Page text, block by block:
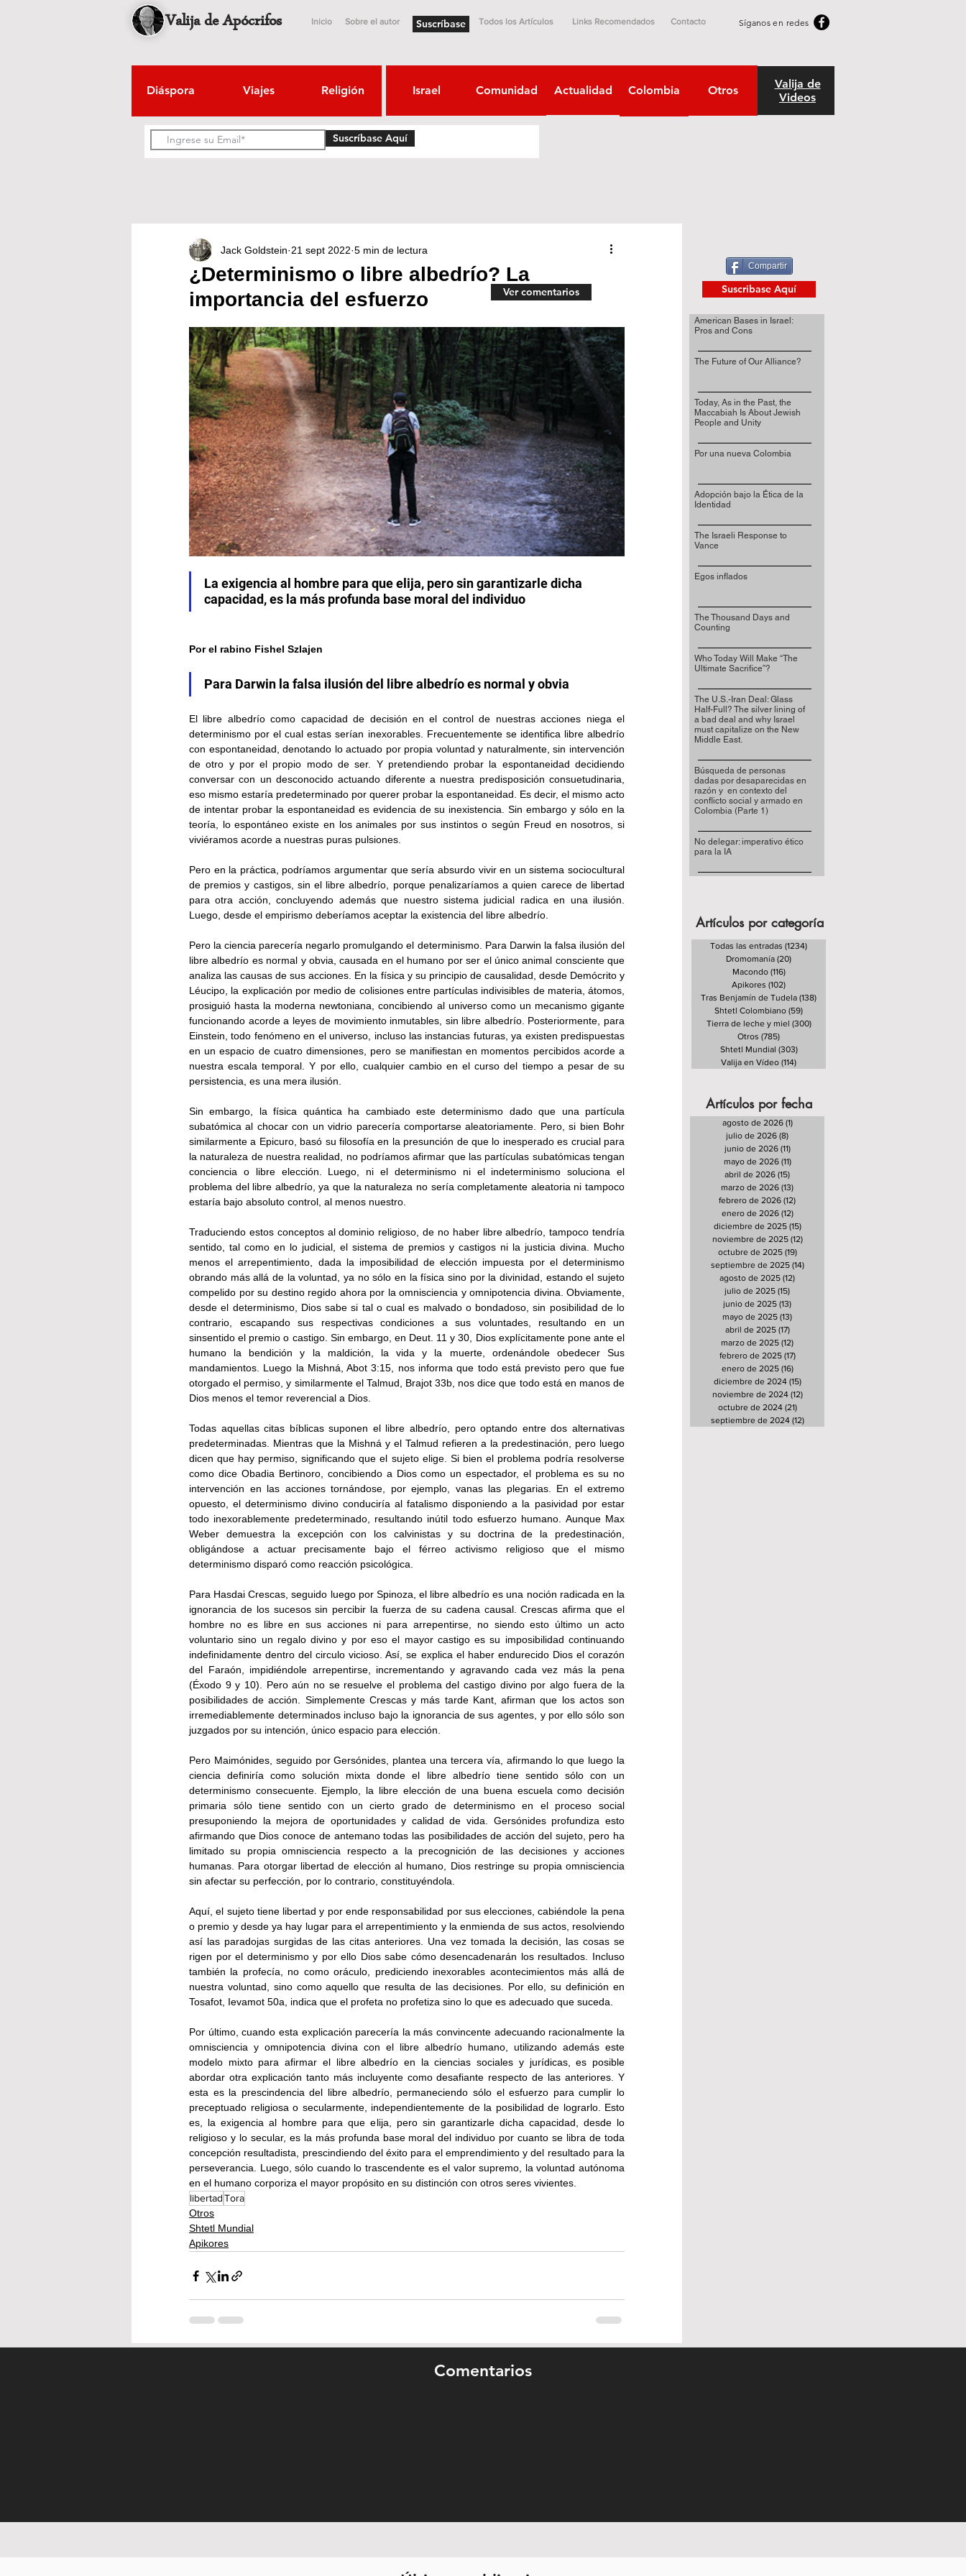
Valija de Apócrifos Inicio Sobre el autor Suscríbase Todos los Artículos Links Recomendados Contacto Síganos en redes
Diáspora Viajes Religión Israel Comunidad Actualidad Colombia Otros
Valija de
Videos
Suscríbase Aquí
¿Determinismo o libre albedrío? La
importancia del esfuerzo
Jack Goldstein 21 sept 2022 5 min de lectura
La exigencia al hombre para que elija, pero sin garantizarle dicha
capacidad, es la más profunda base moral del individuo
Por el rabino Fishel Szlajen
Para Darwin la falsa ilusión del libre albedrío es normal y obvia
El libre albedrío como capacidad de decisión en el control de nuestras acciones niega el
determinismo por el cual estas serían inexorables. Frecuentemente se identifica libre albedrío
con espontaneidad, denotando lo actuado por propia voluntad y naturalmente, sin intervención
de otro y por el propio modo de ser. Y pretendiendo probar la espontaneidad decidiendo
conversar con un desconocido actuando diferente a nuestra predisposición consuetudinaria,
eso mismo estaría predeterminado por querer probar la espontaneidad. Es decir, el mismo acto
de intentar probar la espontaneidad es evidencia de su inexistencia. Sin embargo y sólo en la
teoría, lo espontáneo existe en los animales por sus instintos o según Freud en nosotros, si
viviéramos acorde a nuestras puras pulsiones.
Pero en la práctica, podríamos argumentar que sería absurdo vivir en un sistema sociocultural
de premios y castigos, sin el libre albedrío, porque penalizaríamos a quien carece de libertad
para otra acción, concluyendo además que nuestro sistema judicial radica en una ilusión.
Luego, desde el empirismo deberíamos aceptar la existencia del libre albedrío.
Pero la ciencia parecería negarlo promulgando el determinismo. Para Darwin la falsa ilusión del
libre albedrío es normal y obvia, causada en el humano por ser el único animal consciente que
analiza las causas de sus acciones. En la física y su principio de causalidad, desde Demócrito y
Léucipo, la explicación por medio de colisiones entre partículas indivisibles de materia, átomos,
prosiguió hasta la moderna newtoniana, concibiendo al universo como un mecanismo gigante
funcionando acorde a leyes de movimiento inmutables, sin libre albedrío. Posteriormente, para
Einstein, todo fenómeno en el universo, incluso las instancias futuras, ya existen predispuestas
en un espacio de cuatro dimensiones, pero se manifiestan en momentos percibidos acorde a
nuestra escala temporal. Y por ello, cualquier cambio en el curso del tiempo a pesar de su
persistencia, es una mera ilusión.
Sin embargo, la física quántica ha cambiado este determinismo dado que una partícula
subatómica al chocar con un vidrio parecería comportarse aleatoriamente. Pero, si bien Bohr
similarmente a Epicuro, basó su filosofía en la presunción de que lo inesperado es crucial para
la naturaleza de nuestra realidad, no podríamos afirmar que las partículas subatómicas tengan
conciencia o libre elección. Luego, ni el determinismo ni el indeterminismo soluciona el
problema del libre albedrío, ya que la naturaleza no sería completamente aleatoria ni tampoco
estaría bajo absoluto control, al menos nuestro.
Traduciendo estos conceptos al dominio religioso, de no haber libre albedrío, tampoco tendría
sentido, tal como en lo judicial, el sistema de premios y castigos ni la justicia divina. Mucho
menos el arrepentimiento, dada la imposibilidad de elección impuesta por el determinismo
obrando más allá de la voluntad, ya no sólo en la física sino por la divinidad, estando el sujeto
compelido por su destino regido ahora por la omnisciencia y omnipotencia divina. Obviamente,
desde el determinismo, Dios sabe si tal o cual es malvado o bondadoso, sin posibilidad de lo
contrario, escapando sus respectivas condiciones a sus voluntades, resultando en un
sinsentido el premio o castigo. Sin embargo, en Deut. 11 y 30, Dios explícitamente pone ante el
humano la bendición y la maldición, la vida y la muerte, ordenándole obedecer Sus
mandamientos. Luego la Mishná, Abot 3:15, nos informa que todo está previsto pero que fue
otorgado el permiso, y similarmente el Talmud, Brajot 33b, nos dice que todo está en manos de
Dios menos el temor reverencial a Dios.
Todas aquellas citas bíblicas suponen el libre albedrío, pero optando entre dos alternativas
predeterminadas. Mientras que la Mishná y el Talmud refieren a la predestinación, pero luego
dicen que hay permiso, significando que el sujeto elige. Si bien el problema podría resolverse
como dice Obadia Bertinoro, concibiendo a Dios como un espectador, el problema es su no
intervención en las acciones tornándose, por ejemplo, vanas las plegarias. En el extremo
opuesto, el determinismo divino conduciría al fatalismo disponiendo a la pasividad por estar
todo inexorablemente predeterminado, resultando inútil todo esfuerzo humano. Aunque Max
Weber demuestra la excepción con los calvinistas y su doctrina de la predestinación,
obligándose a actuar precisamente bajo el férreo activismo religioso que el mismo
determinismo disparó como reacción psicológica.
Para Hasdai Crescas, seguido luego por Spinoza, el libre albedrío es una noción radicada en la
ignorancia de los sucesos sin percibir la fuerza de su cadena causal. Crescas afirma que el
hombre no es libre en sus acciones ni para arrepentirse, no siendo esto último un acto
voluntario sino un regalo divino y por eso el mayor castigo es su imposibilidad continuando
indefinidamente dentro del circulo vicioso. Así, se explica el haber endurecido Dios el corazón
del Faraón, impidiéndole arrepentirse, incrementando y agravando cada vez más la pena
(Éxodo 9 y 10). Pero aún no se resuelve el problema del castigo divino por algo fuera de la
posibilidades de acción. Simplemente Crescas y más tarde Kant, afirman que los actos son
irremediablemente determinados incluso bajo la ignorancia de sus agentes, y por ello sólo son
juzgados por su intención, único espacio para elección.
Pero Maimónides, seguido por Gersónides, plantea una tercera vía, afirmando lo que luego la
ciencia definiría como solución mixta donde el libre albedrío tiene sentido sólo con un
determinismo consecuente. Ejemplo, la libre elección de una buena escuela como decisión
primaria sólo tiene sentido con un cierto grado de determinismo en el proceso social
presuponiendo la mejora de oportunidades y calidad de vida. Gersónides profundiza esto
afirmando que Dios conoce de antemano todas las posibilidades de acción del sujeto, pero ha
limitado su propia omnisciencia respecto a la precognición de las decisiones y acciones
humanas. Para otorgar libertad de elección al humano, Dios restringe su propia omnisciencia
sin afectar su perfección, por lo contrario, constituyéndola.
Aquí, el sujeto tiene libertad y por ende responsabilidad por sus elecciones, cabiéndole la pena
o premio y desde ya hay lugar para el arrepentimiento y la enmienda de sus actos, resolviendo
así las paradojas surgidas de las citas anteriores. Una vez tomada la decisión, las cosas se
rigen por el determinismo y por ello Dios sabe cómo desencadenarán los resultados. Incluso
también la profecía, no como oráculo, prediciendo inexorables acontecimientos más allá de
nuestra voluntad, sino como aquello que resulta de las decisiones. Por ello, su definición en
Tosafot, Ievamot 50a, indica que el profeta no profetiza sino lo que es adecuado que suceda.
Por último, cuando esta explicación parecería la más convincente adecuando racionalmente la
omnisciencia y omnipotencia divina con el libre albedrío humano, utilizando además este
modelo mixto para afirmar el libre albedrío en la ciencias sociales y jurídicas, es posible
abordar otra explicación tanto más incluyente como desafiante respecto de las anteriores. Y
esta es la prescindencia del libre albedrío, permaneciendo sólo el esfuerzo para cumplir lo
preceptuado religiosa o secularmente, independientemente de la posibilidad de lograrlo. Esto
es, la exigencia al hombre para que elija, pero sin garantizarle dicha capacidad, desde lo
religioso y lo secular, es la más profunda base moral del individuo por cuanto se libra de toda
concepción resultadista, prescindiendo del éxito para el emprendimiento y del resultado para la
perseverancia. Luego, sólo cuando lo trascendente es el valor supremo, la voluntad autónoma
en el humano corporiza el mayor propósito en su distinción con otros seres vivientes.
libertadTora
Otros
Shtetl Mundial
Apikores
Ver comentarios
Compartir
Suscribase Aquí
American Bases in Israel:
Pros and Cons
The Future of Our Alliance?
Today, As in the Past, the
Maccabiah Is About Jewish
People and Unity
Por una nueva Colombia
Adopción bajo la Ética de la
Identidad
The Israeli Response to
Vance
Egos inflados
The Thousand Days and
Counting
Who Today Will Make “The
Ultimate Sacrifice”?
The U.S.-Iran Deal: Glass
Half-Full? The silver lining of
a bad deal and why Israel
must capitalize on the New
Middle East.
Búsqueda de personas
dadas por desaparecidas en
razón y en contexto del
conflicto social y armado en
Colombia (Parte 1)
No delegar: imperativo ético
para la IA
Artículos por categoría
Todas las entradas (1234)
Dromomanía (20)
Macondo (116)116 entradas
Apikores (102)
Tras Benjamín de Tudela (138)
Shtetl Colombiano (59)
Tierra de leche y miel (300)300 entradas
Otros (785)
Shtetl Mundial (303)303 entradas
Valija en Vídeo (114)
Artículos por fecha
agosto de 2026 (1)1 entrada
julio de 2026 (8)
junio de 2026 (11)11 entradas
mayo de 2026 (11)11 entradas
abril de 2026 (15)
marzo de 2026 (13)
febrero de 2026 (12)
enero de 2026 (12)12 entradas
diciembre de 2025 (15)15 entradas
noviembre de 2025 (12)12 entradas
octubre de 2025 (19)19 entradas
septiembre de 2025 (14)14 entradas
agosto de 2025 (12)
julio de 2025 (15)
junio de 2025 (13)
mayo de 2025 (13)
abril de 2025 (17)17 entradas
marzo de 2025 (12)
febrero de 2025 (17)17 entradas
enero de 2025 (16)16 entradas
diciembre de 2024 (15)15 entradas
noviembre de 2024 (12)12 entradas
octubre de 2024 (21)21 entradas
septiembre de 2024 (12)12 entradas
Comentarios